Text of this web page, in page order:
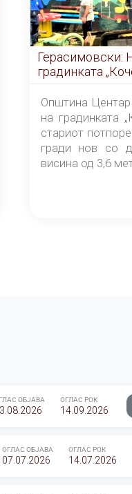
Герасимовски:
градинката
5,99 милиони
Општина
на градинката
стариот
гради нов со
висина од 3,6
ОБЈАВА ОГЛАС РОК
14.09.2026
ОГЛАС ОБЈАВА
07.07.2026
ОГЛАС РОК
14.07.2026